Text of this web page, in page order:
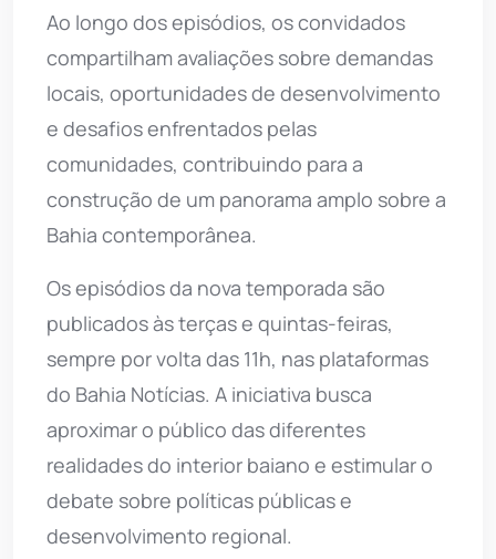
Ao longo dos episódios, os convidados
compartilham avaliações sobre demandas
locais, oportunidades de desenvolvimento
e desafios enfrentados pelas
comunidades, contribuindo para a
construção de um panorama amplo sobre a
Bahia contemporânea.
Os episódios da nova temporada são
publicados às terças e quintas-feiras,
sempre por volta das 11h, nas plataformas
do Bahia Notícias. A iniciativa busca
aproximar o público das diferentes
realidades do interior baiano e estimular o
debate sobre políticas públicas e
desenvolvimento regional.